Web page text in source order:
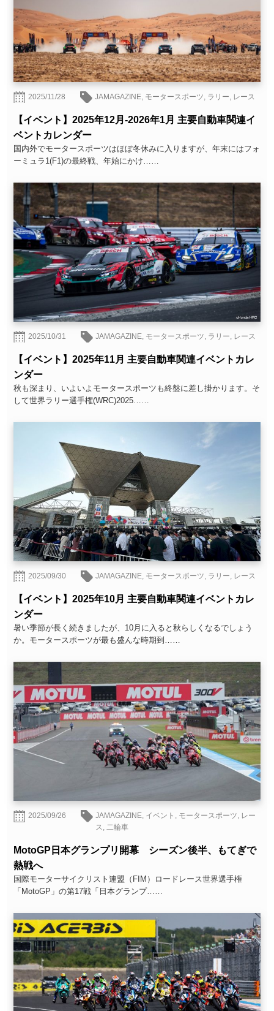
2025/11/28 JAMAGAZINE, モータースポーツ, ラリー, レース
【イベント】2025年12月-2026年1月 主要自動車関連イ
ベントカレンダー
国内外でモータースポーツはほぼ冬休みに入りますが、年末にはフォ
ーミュラ1(F1)の最終戦、年始にかけ……
2025/10/31 JAMAGAZINE, モータースポーツ, ラリー, レース
【イベント】2025年11月 主要自動車関連イベントカレ
ンダー
秋も深まり、いよいよモータースポーツも終盤に差し掛かります。そ
して世界ラリー選手権(WRC)2025……
2025/09/30 JAMAGAZINE, モータースポーツ, ラリー, レース
【イベント】2025年10月 主要自動車関連イベントカレ
ンダー
暑い季節が長く続きましたが、10月に入ると秋らしくなるでしょう
か。モータースポーツが最も盛んな時期到……
2025/09/26 JAMAGAZINE イベント モータースポーツ
レー
ス
二輪車
MotoGP日本グランプリ開幕 シーズン後半、もてぎで
熱戦へ
国際モーターサイクリスト連盟（FIM）ロードレース世界選手権
「MotoGP」の第17戦「日本グランプ……